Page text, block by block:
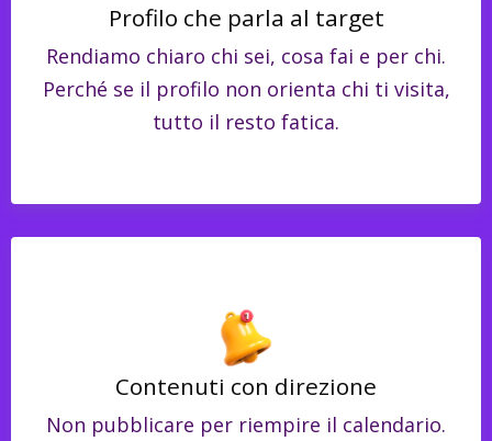
Profilo che parla al target
Rendiamo chiaro chi sei, cosa fai e per chi.
Perché se il profilo non orienta chi ti visita,
tutto il resto fatica.
Contenuti con direzione
Non pubblicare per riempire il calendario.